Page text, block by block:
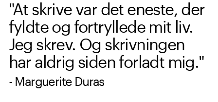
"At skrive var det eneste, der
fyldte og fortryllede mit liv.
Jeg skrev. Og skrivningen
har aldrig siden forladt mig."
- Marguerite Duras